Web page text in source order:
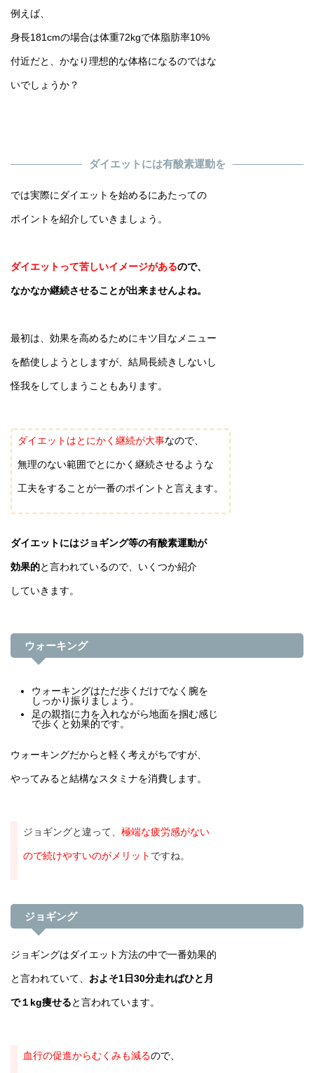
例えば、
身長181cmの場合は体重72kgで体脂肪率10%
付近だと、かなり理想的な体格になるのではな
いでしょうか？
ダイエットには有酸素運動を
では実際にダイエットを始めるにあたっての
ポイントを紹介していきましょう。
ダイエットって苦しいイメージがあるので、
なかなか継続させることが出来ませんよね。
最初は、効果を高めるためにキツ目なメニュー
を酷使しようとしますが、結局長続きしないし
怪我をしてしまうこともあります。
ダイエットはとにかく継続が大事なので、
無理のない範囲でとにかく継続させるような
工夫をすることが一番のポイントと言えます。
ダイエットにはジョギング等の有酸素運動が
効果的と言われているので、いくつか紹介
していきます。
ウォーキング
ウォーキングはただ歩くだけでなく腕を
しっかり振りましょう。
足の親指に力を入れながら地面を掴む感じ
で歩くと効果的です。
ウォーキングだからと軽く考えがちですが、
やってみると結構なスタミナを消費します。
ジョギングと違って、 極端な疲労感がない
ので続けやすいのがメリット ですね。
ジョギング
ジョギングはダイエット方法の中で一番効果的
と言われていて、 およそ1日30分走ればひと月
で１kg痩せると言われています。
血行の促進からむくみも減るので、